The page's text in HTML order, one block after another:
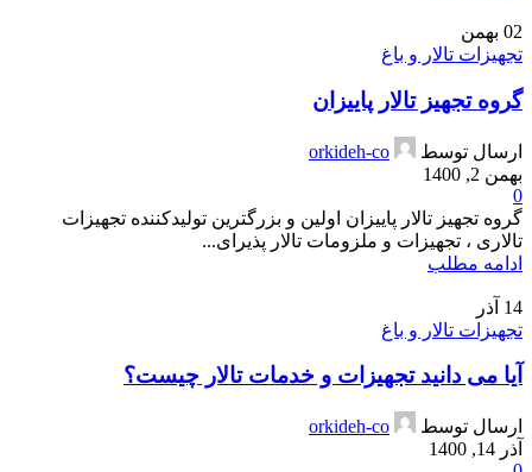
02 بهمن
تجهیزات تالار و باغ
گروه تجهیز تالار پاییزان
ارسال توسط
orkideh-co
بهمن 2, 1400
0
گروه تجهیز تالار پاییزان اولین و بزرگترین تولیدکننده تجهیزات
تالاری ، تجهیزات و ملزومات تالار پذیرای...
ادامه مطلب
14 آذر
تجهیزات تالار و باغ
آیا می دانید تجهیزات و خدمات تالار چیست؟
ارسال توسط
orkideh-co
آذر 14, 1400